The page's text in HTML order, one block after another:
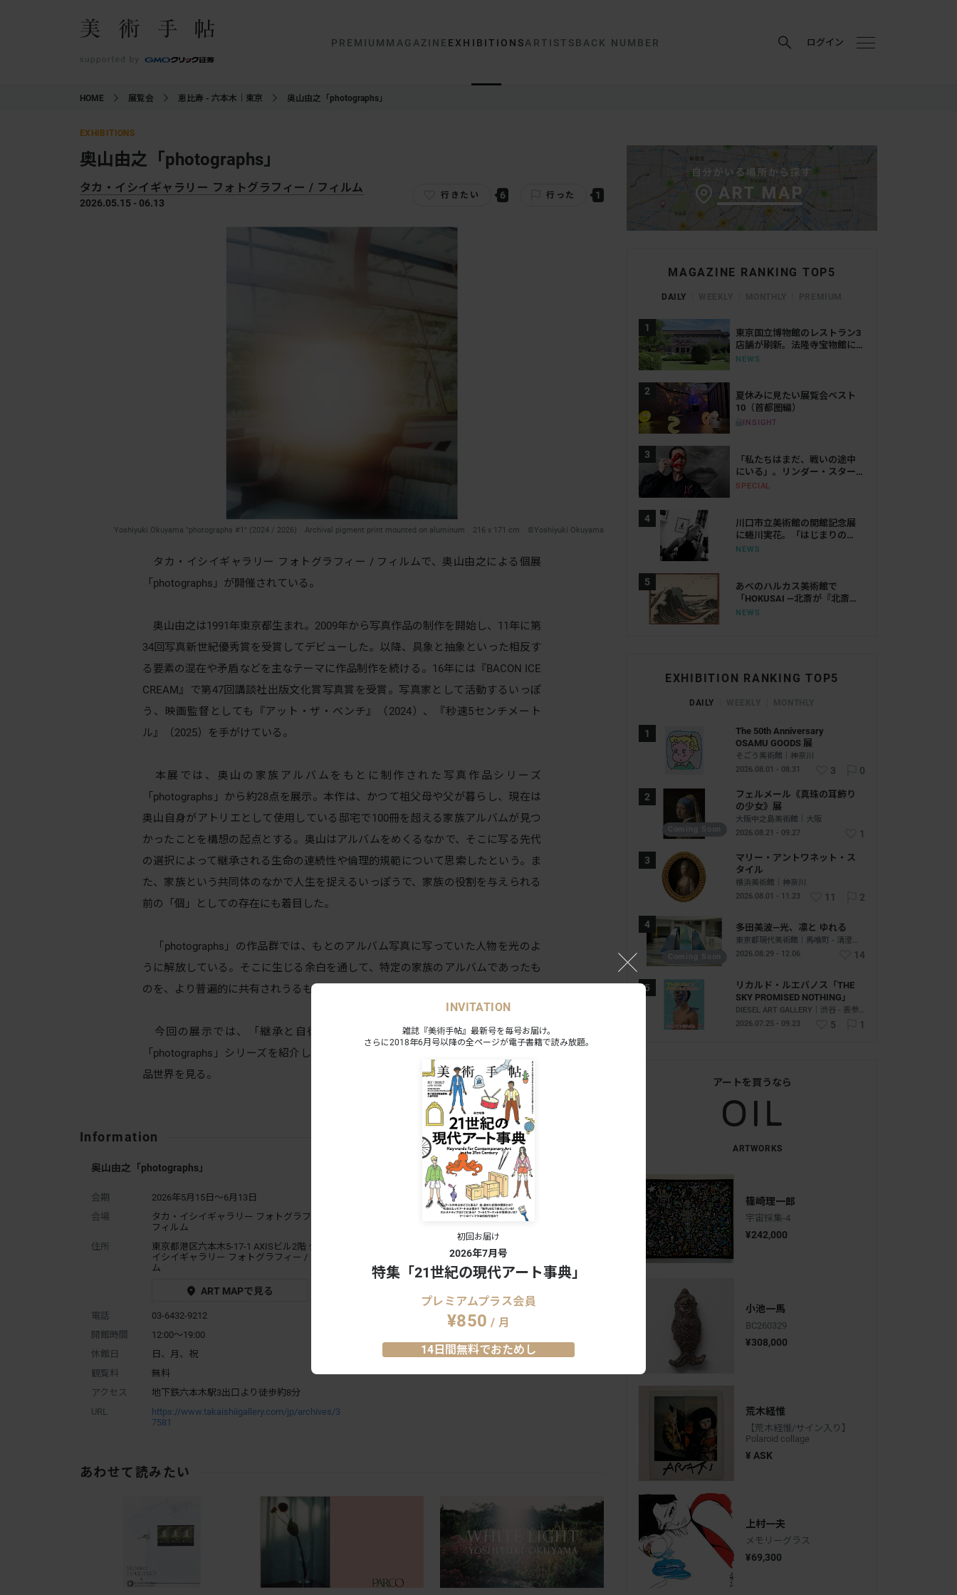
PREMIUM MAGAZINE EXHIBITIONSARTISTSBACK NUMBER ログイン
HOME 展覧会 恵比寿 - 六本木｜東京 奥山由之「photographs」
EXHIBITIONS
奥山由之「photographs」
タカ・イシイギャラリー フォトグラフィー / フィルム
2026.05.15 - 06.13
行きたい 6 行った 1
Yoshiyuki Okuyama "photographs #1" (2024 / 2026) Archival pigment print mounted on aluminum 216 x 171 cm ©Yoshiyuki Okuyama
タカ・イシイギャラリー フォトグラフィー / フィルムで、奥山由之による個展
「photographs」が開催されている。
奥山由之は1991年東京都生まれ。2009年から写真作品の制作を開始し、11年に第
34回写真新世紀優秀賞を受賞してデビューした。以降、具象と抽象といった相反す
る要素の混在や矛盾などを主なテーマに作品制作を続ける。16年には『BACON ICE
CREAM』で第47回講談社出版文化賞写真賞を受賞。写真家として活動するいっぽ
う、映画監督としても『アット・ザ・ベンチ』（2024）、『秒速5センチメート
ル』（2025）を手がけている。
本展では、奥山の家族アルバムをもとに制作された写真作品シリーズ
「photographs」から約28点を展示。本作は、かつて祖父母や父が暮らし、現在は
奥山自身がアトリエとして使用している邸宅で100冊を超える家族アルバムが見つ
かったことを構想の起点とする。奥山はアルバムをめくるなかで、そこに写る先代
の選択によって継承される生命の連続性や倫理的規範について思索したという。ま
た、家族という共同体のなかで人生を捉えるいっぽうで、家族の役割を与えられる
前の「個」としての存在にも着目した。
「photographs」の作品群では、もとのアルバム写真に写っていた人物を光のよ
うに解放している。そこに生じる余白を通して、特定の家族のアルバムであったも
のを、より普遍的に共有されうるものとして提示する。
今回の展示では、「継承と自律」のあいだに横たわる緊張感を引き受ける
「photographs」シリーズを紹介し、時を隔てた人々や自身との対話を生み出す作
品世界を見る。
Information
奥山由之「photographs」
会期
2026年5月15日～6月13日
会場
タカ・イシイギャラリー フォトグラフィー /
フィルム
住所
東京都港区六本木5-17-1 AXISビル2階 タカ・
イシイギャラリー フォトグラフィー / フィル
ム
ART MAPで見る
電話
03-6432-9212
開館時間
12:00～19:00
休館日
日、月、祝
観覧料
無料
アクセス
地下鉄六本木駅3出口より徒歩約8分
URL
https://www.takaishiigallery.com/jp/archives/3
7581
あわせて読みたい
MAGAZINE RANKING TOP5
DAILY
東京国立博物館のレストラン3
店舗が刷新。法隆寺宝物館に
は「鮨会席 おく乃」がオープ
NEWS
夏休みに見たい展覧会ベスト
10（首都圏編）
INSIGHT
「私たちはまだ、戦いの途中
にいる」。リンダー・スター
リングが語る、表現と抵抗の
SPECIAL
川口市立美術館の開館記念展
に蜷川実花。「はじまりの
光」で創作の原点をたどる
NEWS
あべのハルカス美術館で
「HOKUSAI ―北斎が『北斎』
だった時代―」が来年開催。
NEWS
EXHIBITION RANKING TOP5
DAILY
The 50th Anniversary
OSAMU GOODS 展
そごう美術館｜神奈川
2026.08.01 - 08.31
3 0
フェルメール《真珠の耳飾り
の少女》展
大阪中之島美術館｜大阪
2026.08.21 - 09.27
1
マリー・アントワネット・ス
タイル
横浜美術館｜神奈川
2026.08.01 - 11.23
11 2
多田美波―光、凛と ゆれる
東京都現代美術館｜馬喰町 - 清澄白河｜東京
2026.08.29 - 12.06
14
リカルド・ルエバノス「THE
SKY PROMISED NOTHING」
DIESEL ART GALLERY｜渋谷 - 表参道｜東京
2026.07.25 - 09.23
5 1
アートを買うなら
ARTWORKS
篠崎理一郎
宇宙採集-4
¥242,000
小池一馬
BC260329
¥308,000
荒木経惟
【荒木経惟/サイン入り】
Polaroid collage
¥ ASK
上村一夫
メモリーグラス
¥69,300
INVITATION
雑誌『美術手帖』最新号を毎号お届け。
さらに2018年6月号以降の全ページが電子書籍で読み放題。
初回お届け
2026年7月号
特集「21世紀の現代アート事典」
プレミアムプラス会員
¥850 / 月
14日間無料でおためし